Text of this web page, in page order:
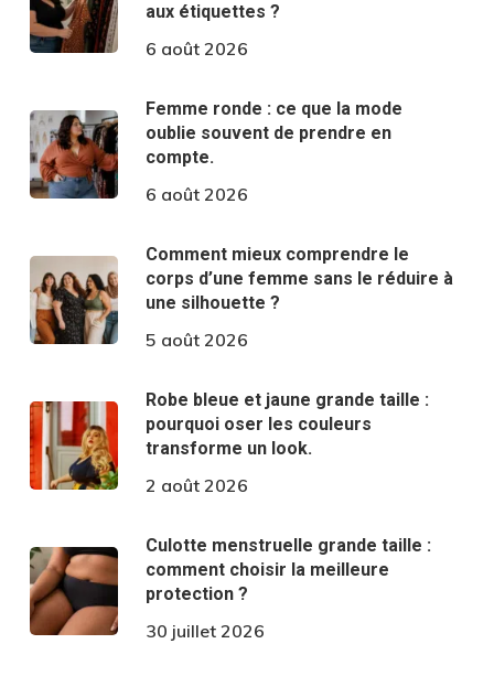
aux étiquettes ?
6 août 2026
Femme ronde : ce que la mode
oublie souvent de prendre en
compte.
6 août 2026
Comment mieux comprendre le
corps d’une femme sans le réduire à
une silhouette ?
5 août 2026
Robe bleue et jaune grande taille :
pourquoi oser les couleurs
transforme un look.
2 août 2026
Culotte menstruelle grande taille :
comment choisir la meilleure
protection ?
30 juillet 2026